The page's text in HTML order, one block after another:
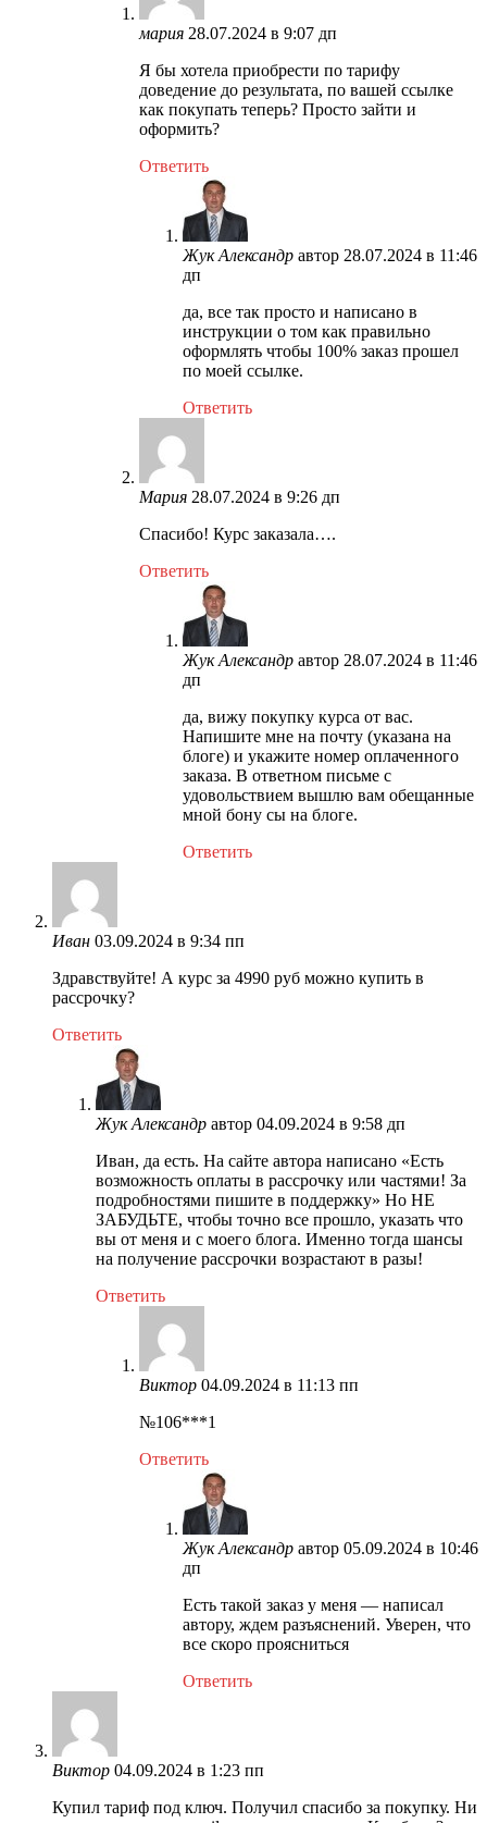
мария 28.07.2024 в 9:07 дп
Я бы хотела приобрести по тарифу
доведение до результата, по вашей ссылке
как покупать теперь? Просто зайти и
оформить?
Ответить
Жук Александр автор 28.07.2024 в 11:46
дп
да, все так просто и написано в
инструкции о том как правильно
оформлять чтобы 100% заказ прошел
по моей ссылке.
Ответить
Мария 28.07.2024 в 9:26 дп
Спасибо! Курс заказала….
Ответить
Жук Александр автор 28.07.2024 в 11:46
дп
да, вижу покупку курса от вас.
Напишите мне на почту (указана на
блоге) и укажите номер оплаченного
заказа. В ответном письме с
удовольствием вышлю вам обещанные
мной бону сы на блоге.
Ответить
Иван 03.09.2024 в 9:34 пп
Здравствуйте! А курс за 4990 руб можно купить в
рассрочку?
Ответить
Жук Александр автор 04.09.2024 в 9:58 дп
Иван, да есть. На сайте автора написано «Есть
возможность оплаты в рассрочку или частями! За
подробностями пишите в поддержку» Но НЕ
ЗАБУДЬТЕ, чтобы точно все прошло, указать что
вы от меня и с моего блога. Именно тогда шансы
на получение рассрочки возрастают в разы!
Ответить
Виктор 04.09.2024 в 11:13 пп
№106***1
Ответить
Жук Александр автор 05.09.2024 в 10:46
дп
Есть такой заказ у меня — написал
автору, ждем разъяснений. Уверен, что
все скоро проясниться
Ответить
Виктор 04.09.2024 в 1:23 пп
Купил тариф под ключ. Получил спасибо за покупку. Ни